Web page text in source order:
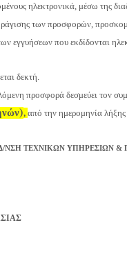
ηλεκτρονικά, μέσω της
των προσφορών,
εγγυήσεων που εκδίδονται
δεκτή.
προσφορά δεσμεύει τον
,από την ημερομηνία
ΝΣΗ ΤΕΧΝΙΚΩΝ ΥΠΗΡΕΣΙΩΝ &